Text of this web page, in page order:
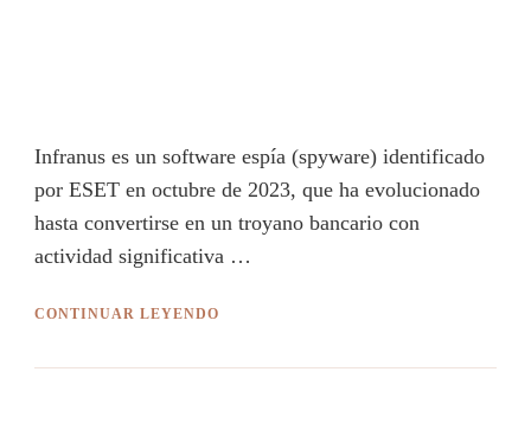
Infranus es un software espía (spyware) identificado
por ESET en octubre de 2023, que ha evolucionado
hasta convertirse en un troyano bancario con
actividad significativa …
CONTINUAR LEYENDO